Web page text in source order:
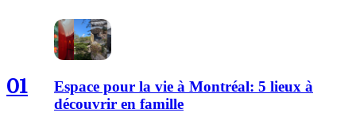
01
Espace pour la vie à Montréal: 5 lieux à
découvrir en famille